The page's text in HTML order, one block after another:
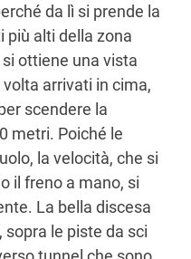
da lì si prende la
più alti della zona
ottiene una vista
arrivati in cima,
scendere la
metri. Poiché le
la velocità, che si
il freno a mano, si
La bella discesa
le piste da sci